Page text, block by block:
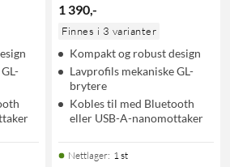
1 390,-
Finnes i 3 varianter
Kompakt og robust design
Lavprofils mekaniske GL-
brytere
Kobles til med Bluetooth
eller USB-A-nanomottaker
Nettlager: 1 st